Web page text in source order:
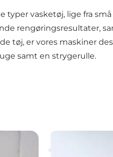
vasketøj, lige fra
rengøringsresultater,
tøj, er vores maskiner
samt en strygerulle.